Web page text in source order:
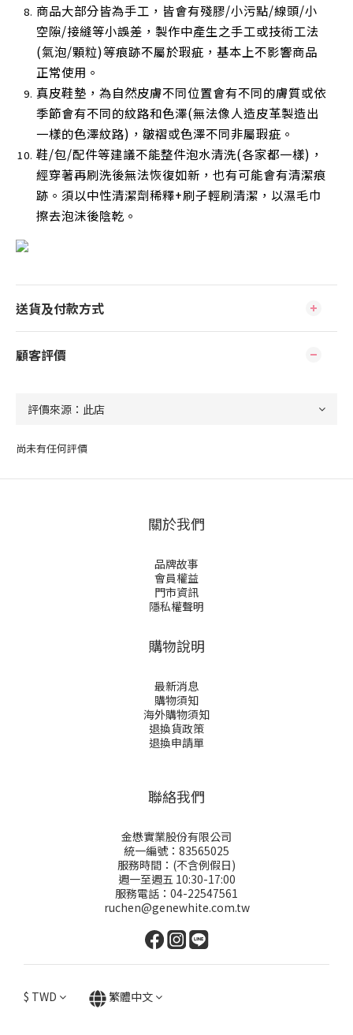
商品大部分皆為手工，皆會有殘膠/小污點/線頭/小
空隙/接縫等小誤差，製作中產生之手工或技術工法
(氣泡/顆粒)等痕跡不屬於瑕疵，基本上不影響商品
正常使用 。
真皮鞋墊，為自然皮膚不同位置會有不同的膚質或依
季節會有不同的紋路和色澤(無法像人造皮革製造出
一樣的色澤紋路)，皺褶或色澤不同非屬瑕疵。
鞋/包/配件等建議不能整件泡水清洗(各家都一樣)，
經穿著再刷洗後無法恢復如新，也有可能會有清潔痕
跡。須以中性清潔劑稀釋+刷子輕刷清潔，以濕毛巾
擦去泡沫後陰乾 。
送貨及付款方式
顧客評價
尚未有任何評價
關於我們
品牌故事
會員權益
門市資訊
隱私權聲明
購物說明
最新消息
購物須知
海外購物須知
退換貨政策
退換申請單
聯絡我們
金懋實業股份有限公司
統一編號：83565025
服務時間：(不含例假日)
週一至週五 10:30-17:00
服務電話：04-22547561
ruchen@genewhite.com.tw
$ TWD 繁體中文